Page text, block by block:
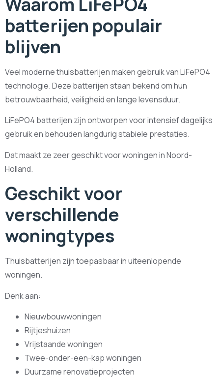
batterijen populair
blijven
Veel moderne thuisbatterijen maken gebruik van LiFePO4
technologie. Deze batterijen staan bekend om hun
betrouwbaarheid, veiligheid en lange levensduur.
LiFePO4 batterijen zijn ontworpen voor intensief dagelijks
gebruik en behouden langdurig stabiele prestaties.
Dat maakt ze zeer geschikt voor woningen in Noord-
Holland.
Geschikt voor
verschillende
woningtypes
Thuisbatterijen zijn toepasbaar in uiteenlopende
woningen.
Denk aan:
Nieuwbouwwoningen
Rijtjeshuizen
Vrijstaande woningen
Twee-onder-een-kap woningen
Duurzame renovatieprojecten